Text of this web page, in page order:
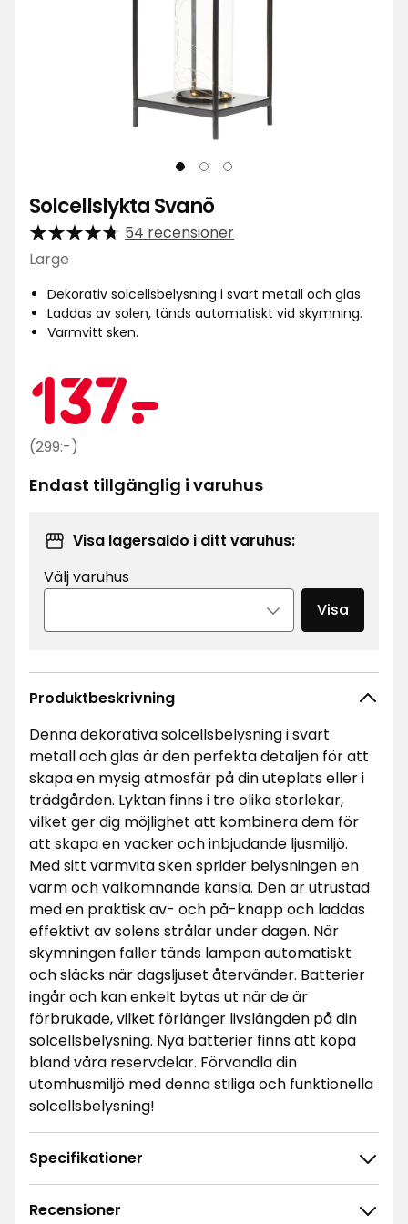
Solcellslykta Svanö
54 recensioner
Large
Dekorativ solcellsbelysning i svart metall och glas.
Laddas av solen, tänds automatiskt vid skymning.
Varmvitt sken.
137-
.
kr
Ordinarie
299
(299:-)
Endast tillgänglig i varuhus
Visa lagersaldo i ditt varuhus:
Välj varuhus
Visa
Produktbeskrivning
Denna dekorativa solcellsbelysning i svart
metall och glas är den perfekta detaljen för att
skapa en mysig atmosfär på din uteplats eller i
trädgården. Lyktan finns i tre olika storlekar,
vilket ger dig möjlighet att kombinera dem för
att skapa en vacker och inbjudande ljusmiljö.
Med sitt varmvita sken sprider belysningen en
varm och välkomnande känsla. Den är utrustad
med en praktisk av- och på-knapp och laddas
effektivt av solens strålar under dagen. När
skymningen faller tänds lampan automatiskt
och släcks när dagsljuset återvänder. Batterier
ingår och kan enkelt bytas ut när de är
förbrukade, vilket förlänger livslängden på din
solcellsbelysning. Nya batterier finns att köpa
bland våra reservdelar. Förvandla din
utomhusmiljö med denna stiliga och funktionella
solcellsbelysning!
Specifikationer
Recensioner